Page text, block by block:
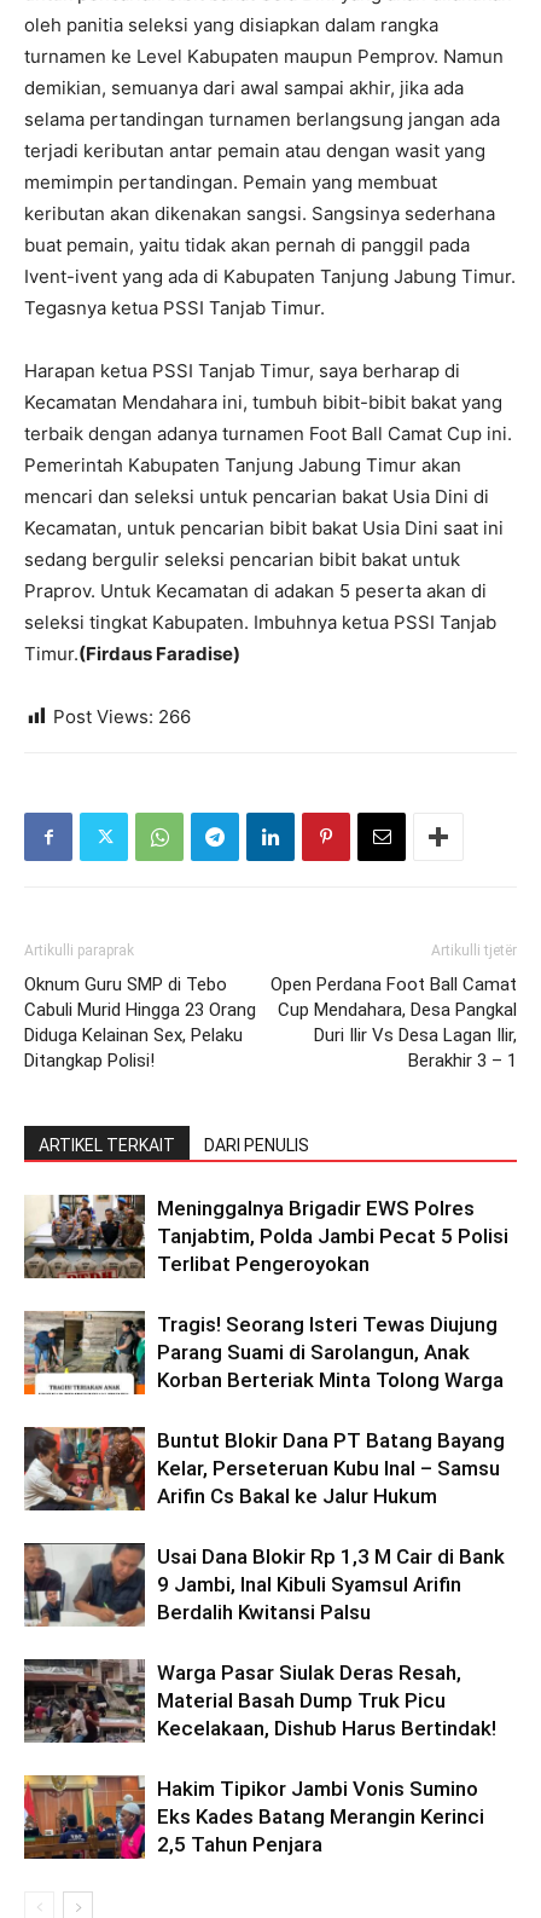
oleh panitia seleksi yang disiapkan dalam rangka
turnamen ke Level Kabupaten maupun Pemprov. Namun
demikian, semuanya dari awal sampai akhir, jika ada
selama pertandingan turnamen berlangsung jangan ada
terjadi keributan antar pemain atau dengan wasit yang
memimpin pertandingan. Pemain yang membuat
keributan akan dikenakan sangsi. Sangsinya sederhana
buat pemain, yaitu tidak akan pernah di panggil pada
Ivent-ivent yang ada di Kabupaten Tanjung Jabung Timur.
Tegasnya ketua PSSI Tanjab Timur.
Harapan ketua PSSI Tanjab Timur, saya berharap di
Kecamatan Mendahara ini, tumbuh bibit-bibit bakat yang
terbaik dengan adanya turnamen Foot Ball Camat Cup ini.
Pemerintah Kabupaten Tanjung Jabung Timur akan
mencari dan seleksi untuk pencarian bakat Usia Dini di
Kecamatan, untuk pencarian bibit bakat Usia Dini saat ini
sedang bergulir seleksi pencarian bibit bakat untuk
Praprov. Untuk Kecamatan di adakan 5 peserta akan di
seleksi tingkat Kabupaten. Imbuhnya ketua PSSI Tanjab
Timur.(Firdaus Faradise)
Post Views: 266
Artikulli paraprak
Oknum Guru SMP di Tebo
Cabuli Murid Hingga 23 Orang
Diduga Kelainan Sex, Pelaku
Ditangkap Polisi!
Artikulli tjetër
Open Perdana Foot Ball Camat
Cup Mendahara, Desa Pangkal
Duri Ilir Vs Desa Lagan Ilir,
Berakhir 3 – 1
ARTIKEL TERKAIT DARI PENULIS
Meninggalnya Brigadir EWS Polres
Tanjabtim, Polda Jambi Pecat 5 Polisi
Terlibat Pengeroyokan
Tragis! Seorang Isteri Tewas Diujung
Parang Suami di Sarolangun, Anak
Korban Berteriak Minta Tolong Warga
Buntut Blokir Dana PT Batang Bayang
Kelar, Perseteruan Kubu Inal – Samsu
Arifin Cs Bakal ke Jalur Hukum
Usai Dana Blokir Rp 1,3 M Cair di Bank
9 Jambi, Inal Kibuli Syamsul Arifin
Berdalih Kwitansi Palsu
Warga Pasar Siulak Deras Resah,
Material Basah Dump Truk Picu
Kecelakaan, Dishub Harus Bertindak!
Hakim Tipikor Jambi Vonis Sumino
Eks Kades Batang Merangin Kerinci
2,5 Tahun Penjara